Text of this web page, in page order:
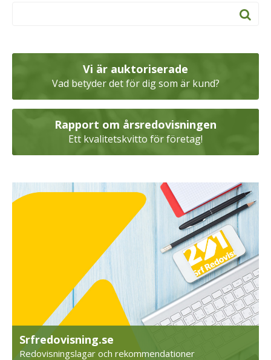
Vi är auktoriserade
Vad betyder det för dig som är kund?
Rapport om årsredovisningen
Ett kvalitetskvitto för företag!
Srfredovisning.se
Redovisningslagar och rekommendationer